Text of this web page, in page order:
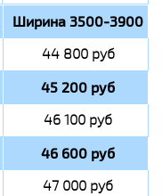
Ширина 3500-3900
44 800 руб
45 200 руб
46 100 руб
46 600 руб
47 000 руб